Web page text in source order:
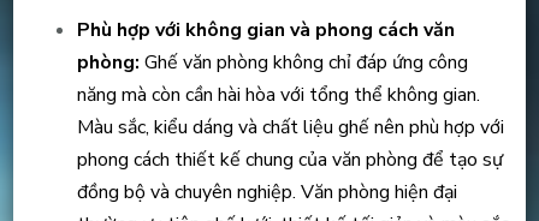
Phù hợp với không gian và phong cách văn
phòng: Ghế văn phòng không chỉ đáp ứng công
năng mà còn cần hài hòa với tổng thể không gian.
Màu sắc, kiểu dáng và chất liệu ghế nên phù hợp với
phong cách thiết kế chung của văn phòng để tạo sự
đồng bộ và chuyên nghiệp. Văn phòng hiện đại